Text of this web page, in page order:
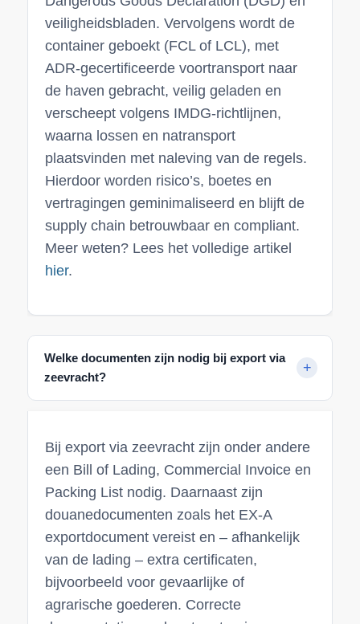
veiligheidsbladen. Vervolgens wordt de
container geboekt (FCL of LCL), met
ADR-gecertificeerde voortransport naar
de haven gebracht, veilig geladen en
verscheept volgens IMDG-richtlijnen,
waarna lossen en natransport
plaatsvinden met naleving van de regels.
Hierdoor worden risico’s, boetes en
vertragingen geminimaliseerd en blijft de
supply chain betrouwbaar en compliant.
Meer weten? Lees het volledige artikel
hier.
Welke documenten zijn nodig bij export via
zeevracht?
Bij export via zeevracht zijn onder andere
een Bill of Lading, Commercial Invoice en
Packing List nodig. Daarnaast zijn
douanedocumenten zoals het EX-A
exportdocument vereist en – afhankelijk
van de lading – extra certificaten,
bijvoorbeeld voor gevaarlijke of
agrarische goederen. Correcte